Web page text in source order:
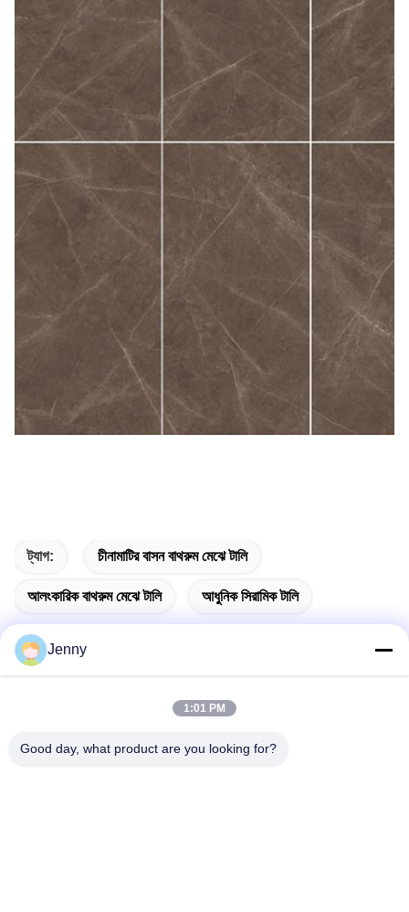
ট্যাগ: চীনামাটির বাসন বাথরুম মেঝে টালি
আলংকারিক বাথরুম মেঝে টালি আধুনিক সিরামিক টালি
ঠিকানা
Jenny
1:01 PM
Good day, what product are you looking for?